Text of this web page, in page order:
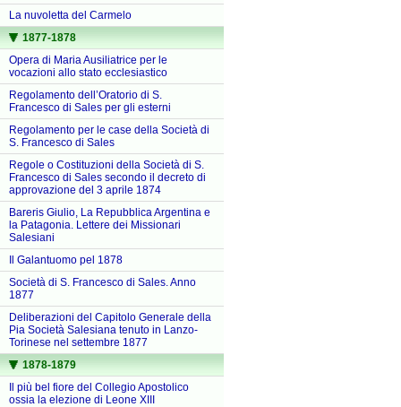
La nuvoletta del Carmelo
1877-1878
Opera di Maria Ausiliatrice per le
vocazioni allo stato ecclesiastico
Regolamento dell’Oratorio di S.
Francesco di Sales per gli esterni
Regolamento per le case della Società di
S. Francesco di Sales
Regole o Costituzioni della Società di S.
Francesco di Sales secondo il decreto di
approvazione del 3 aprile 1874
Bareris Giulio, La Repubblica Argentina e
la Patagonia. Lettere dei Missionari
Salesiani
Il Galantuomo pel 1878
Società di S. Francesco di Sales. Anno
1877
Deliberazioni del Capitolo Generale della
Pia Società Salesiana tenuto in Lanzo-
Torinese nel settembre 1877
1878-1879
Il più bel fiore del Collegio Apostolico
ossia la elezione di Leone XIII